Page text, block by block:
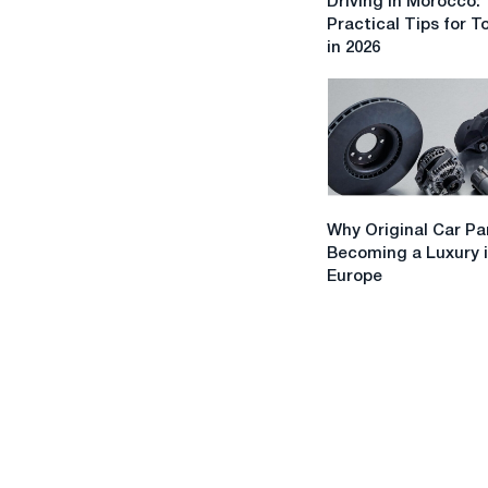
in
Morocco:
Tips
for
Tourists
2026
Practical Tips for
in 2026
Original
Parts
Why Original Car
Becoming a Luxury
Europe